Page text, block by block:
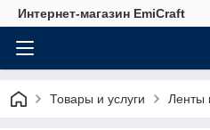
Интернет-магазин EmiCraft
Товары и услуги Ленты